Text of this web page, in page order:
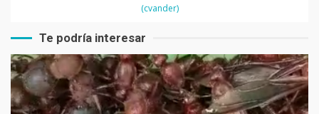
(cvander)
Te podría interesar